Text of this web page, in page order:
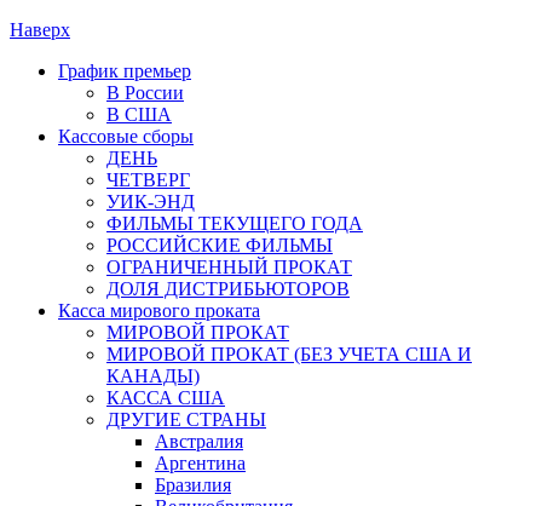
Наверх
График премьер
В России
В США
Кассовые сборы
ДЕНЬ
ЧЕТВЕРГ
УИК-ЭНД
ФИЛЬМЫ ТЕКУЩЕГО ГОДА
РОССИЙСКИЕ ФИЛЬМЫ
ОГРАНИЧЕННЫЙ ПРОКАТ
ДОЛЯ ДИСТРИБЬЮТОРОВ
Касса мирового проката
МИРОВОЙ ПРОКАТ
МИРОВОЙ ПРОКАТ (БЕЗ УЧЕТА США И
КАНАДЫ)
КАССА США
ДРУГИЕ СТРАНЫ
Австралия
Аргентина
Бразилия